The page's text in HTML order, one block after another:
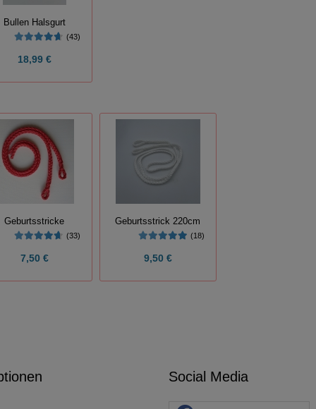
Bullen Halsgurt
(43)
18,99 €
Geburtsstricke
(33)
7,50 €
Geburtsstrick 220cm
(18)
9,50 €
Social Media